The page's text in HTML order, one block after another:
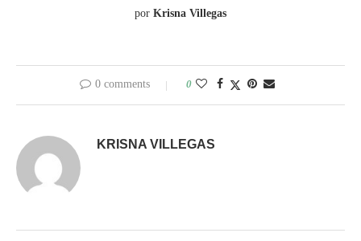
por Krisna Villegas
0 comments 0
KRISNA VILLEGAS